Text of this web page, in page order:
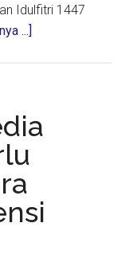
Idulfitri 1447
...]
di
Idulfitri